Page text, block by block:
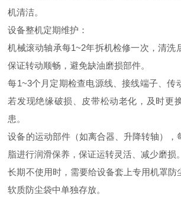
机清洁。
设备整机定期维护：
机械滚动轴承每1~2年拆机检修一次，清洗
保证转动顺畅，避免缺油磨损部件。
每1~3个月定期检查电源线、接线端子、传
若发现绝缘破损、皮带松动老化，及时更
患。
设备的运动部件（如离合器、升降转轴），
脂进行润滑保养，保证运转灵活、减少磨损。
长期不使用时，需要给设备套上专用机罩防
软质防尘袋中单独存放。